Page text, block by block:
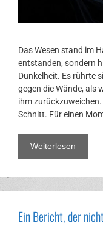
Das Wesen stand im
entstanden, sondern
Dunkelheit. Es rührte
gegen die Wände, als
ihm
Schnitt. Für einen
Weiterlesen
Ein Bericht, der